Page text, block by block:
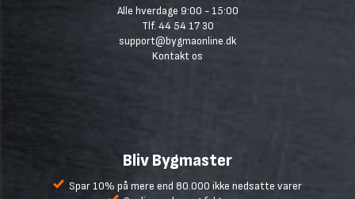
Alle hverdage 9:00 - 15:00
Tlf. 44 54 17 30
support@bygmaonline.dk
Kontakt os
Bliv Bygmaster
Spar 10% på mere end 80.000 ikke nedsatte varer